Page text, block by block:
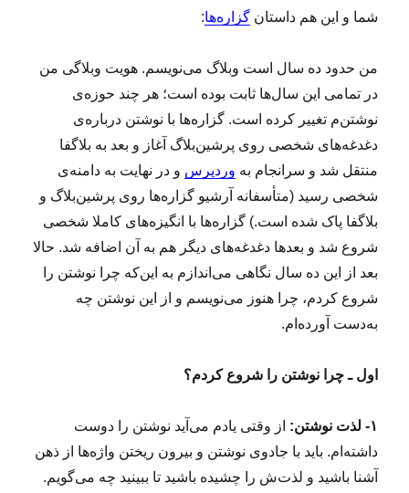
شما و این هم داستانگزاره‌ها:
من حدود ده سال است وبلاگ می‌نویسم. هویت وبلاگی من
در تمامی این سال‌ها ثابت بوده است؛ هر چند حوزه‌ی
نوشتن‌م تغییر کرده است. گزاره‌ها با نوشتن درباره‌ی
دغدغه‌های شخصی روی پرشین‌بلاگ آغاز و بعد به بلاگفا
منتقل شد و سرانجام به وردپرس و در نهایت به دامنه‌ی
شخصی رسید (متأسفانه آرشیو گزاره‌ها روی پرشین‌بلاگ و
بلاگفا پاک شده است.) گزاره‌ها با انگیزه‌های کاملا شخصی
شروع شد و بعدها دغدغه‌های دیگر هم به آن اضافه شد. حالا
بعد از این ده سال نگاهی می‌اندازم به این‌که چرا نوشتن را
شروع کردم، چرا هنوز می‌نویسم و از این نوشتن چه
به‌دست آورده‌ام.
اول ـ چرا نوشتن را شروع کردم؟
۱- لذت نوشتن:
از وقتی یادم می‌آید نوشتن را دوست
داشته‌ام. باید با جادوی نوشتن و بیرون ریختن واژه‌ها از ذهن
آشنا باشید و لذت‌ش را چشیده باشید تا ببینید چه می‌گویم.